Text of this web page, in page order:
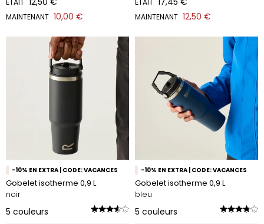
ÉTAIT
MAINTENANT 10,00 €
ÉTAIT
MAINTENANT 12,50 €
-10% EN EXTRA | CODE: VACANCES
Gobelet isotherme 0,9 L
noir
5 couleurs
-10% EN EXTRA | CODE: VACANCES
Gobelet isotherme 0,9 L
bleu
5 couleurs